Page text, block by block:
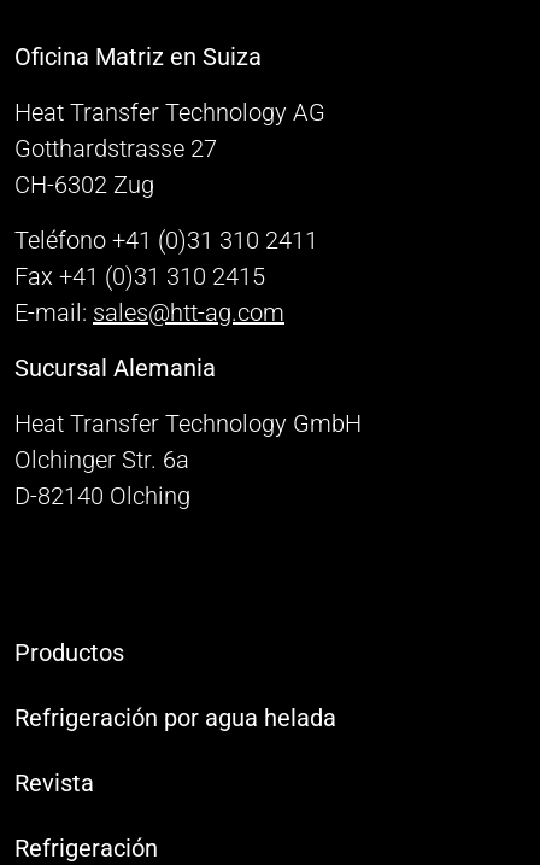
Oficina Matriz en Suiza
Heat Transfer Technology AG
Gotthardstrasse 27
CH-6302 Zug
Teléfono +41 (0)31 310 2411
Fax +41 (0)31 310 2415
E-mail: sales@htt-ag.com
Sucursal Alemania
Heat Transfer Technology GmbH
Olchinger Str. 6a
D-82140 Olching
Productos
Refrigeración por agua helada
Revista
Refrigeración